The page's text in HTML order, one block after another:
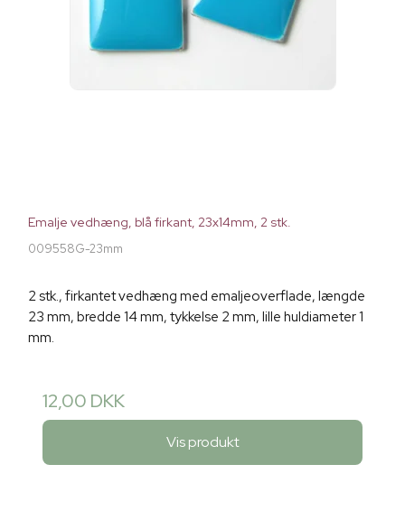
Emalje vedhæng, blå firkant, 23x14mm, 2 stk.
009558G-23mm
2 stk., firkantet vedhæng med emaljeoverflade, længde
23 mm, bredde 14 mm, tykkelse 2 mm, lille huldiameter 1
mm.
12,00 DKK
Vis produkt